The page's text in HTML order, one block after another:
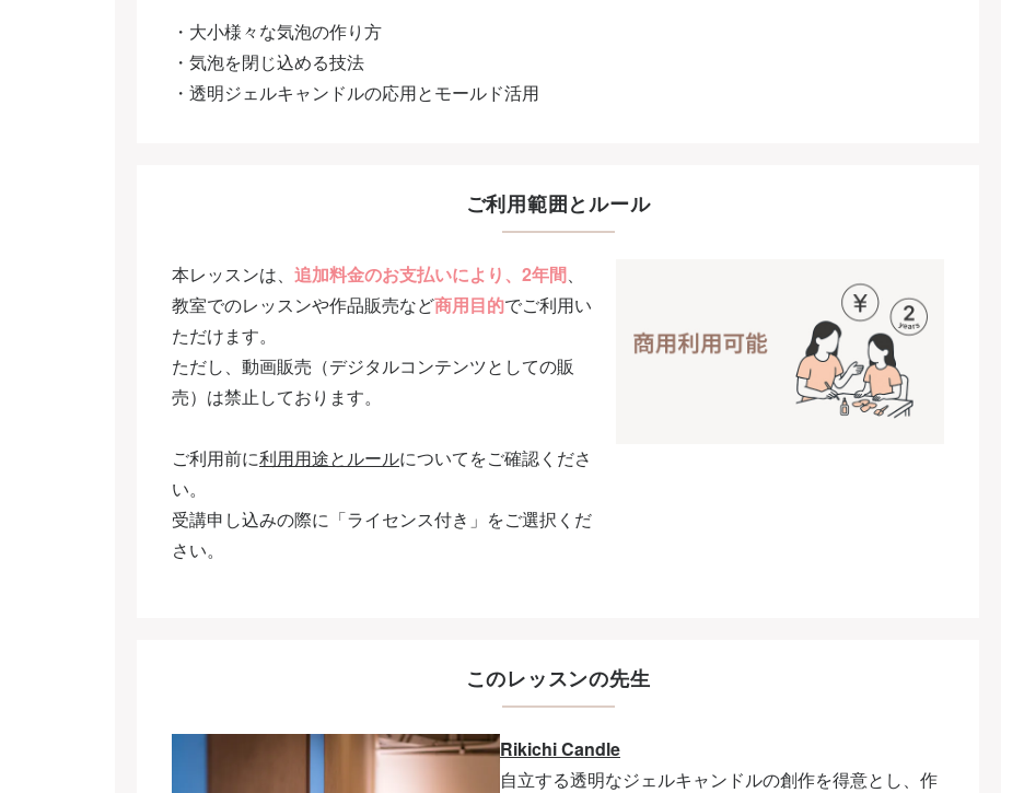
・大小様々な気泡の作り方
・気泡を閉じ込める技法
・透明ジェルキャンドルの応用とモールド活用
ご利用範囲とルール
本レッスンは、 追加料金のお支払いにより、2年間、
教室でのレッスンや作品販売など商用目的でご利用い
ただけます。
ただし、動画販売（デジタルコンテンツとしての販
売）は禁止しております。
ご利用前に利用用途とルールについてをご確認くださ
い。
受講申し込みの際に「ライセンス付き」をご選択くだ
さい。
このレッスンの先生
Rikichi Candle
自立する透明なジェルキャンドルの創作を得意とし、作